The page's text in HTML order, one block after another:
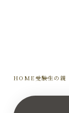
HOME受験生の親